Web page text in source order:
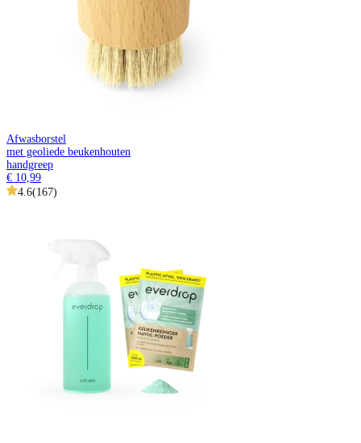
Afwasborstel
met geoliede beukenhouten
handgreep
€ 10,99
4.6(167)